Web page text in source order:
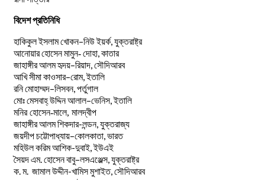
বিদেশ প্রতিনিধি
হাকিকুলইসলামখোকন–নিউইয়র্ক, যুক্তরাষ্ট্র
আনোয়ারহোসেনমামুন-দোহা কাতার
জাহাঙ্গীরআলমহৃদয়–রিয়াদ সৌদিআরব
আখিসীমাকাওসার–রোম,ইতালি
রনিমোহাম্মদ–লিসবন, পর্তুগাল
মোঃমেসবাহ্উদ্দিনআলাল–ভেনিস,ইতালি
মনির হোসেন-মালে, মালদ্বীপ
জাহাঙ্গীর আলম শিকদার-লন্ডন, যুক্তরাজ্য
জয়দীপচট্টোপাধ্যায়–কোলকাতা ভারত
মহিউল করিম আশিক-দুবাই, ইউএই
সৈয়দএম. হোসেনবাবু–লসএঞ্জেল্স, যুক্তরাষ্ট্র
ক ম. জামালউদ্দীন-খামিস মুশাইত, সৌদিআরব